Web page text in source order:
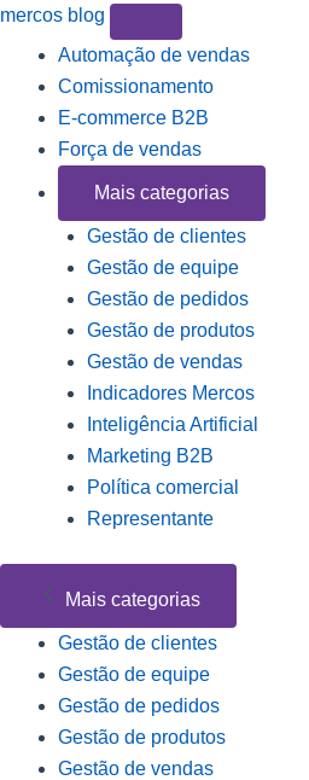
mercos blog
Automação de vendas
Comissionamento
E-commerce B2B
Força de vendas
Mais categorias
Gestão de clientes
Gestão de equipe
Gestão de pedidos
Gestão de produtos
Gestão de vendas
Indicadores Mercos
Inteligência Artificial
Marketing B2B
Política comercial
Representante
Mais categorias
Gestão de clientes
Gestão de equipe
Gestão de pedidos
Gestão de produtos
Gestão de vendas